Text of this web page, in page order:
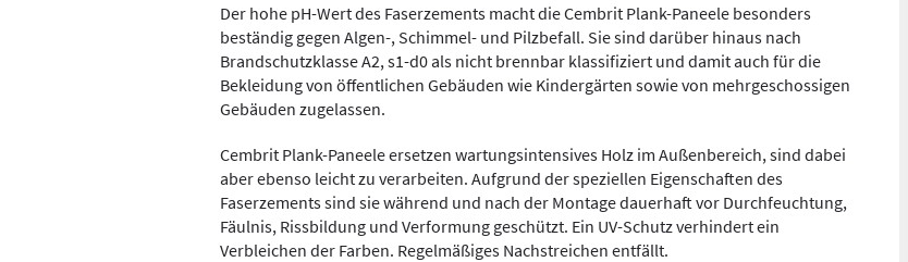
Der hohe pH-Wert des Faserzements macht die Cembrit Plank-Paneele besonders
beständig gegen Algen-, Schimmel- und Pilzbefall. Sie sind darüber hinaus nach
Brandschutzklasse A2, s1-d0 als nicht brennbar klassifiziert und damit auch für die
Bekleidung von öffentlichen Gebäuden wie Kindergärten sowie von mehrgeschossigen
Gebäuden zugelassen.
Cembrit Plank-Paneele ersetzen wartungsintensives Holz im Außenbereich, sind dabei
aber ebenso leicht zu verarbeiten. Aufgrund der speziellen Eigenschaften des
Faserzements sind sie während und nach der Montage dauerhaft vor Durchfeuchtung,
Fäulnis, Rissbildung und Verformung geschützt. Ein UV-Schutz verhindert ein
Verbleichen der Farben. Regelmäßiges Nachstreichen entfällt.